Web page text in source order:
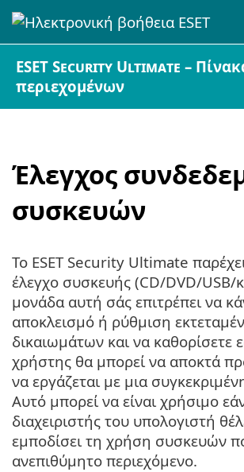
ESET Security Ultimate –
περιεχομένων
Έλεγχος
συσκευών
Το ESET Security Ultimate
έλεγχο συσκευής (CD/DVD/USB/
μονάδα αυτή σάς επιτρέπει να
αποκλεισμό ή ρύθμιση
δικαιωμάτων και να καθορίσετε
χρήστης θα μπορεί να αποκτά
να εργάζεται με μια
Αυτό μπορεί να είναι χρήσιμο
διαχειριστής του υπολογιστή
εμποδίσει τη χρήση συσκευών
ανεπιθύμητο περιεχόμενο.